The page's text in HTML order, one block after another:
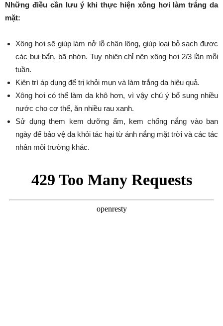
Những điều cần lưu ý khi thực hiện xông hơi làm trắng da
mặt:
Xông hơi sẽ giúp làm nở lỗ chân lông, giúp loại bỏ sạch được
các bụi bẩn, bã nhờn. Tuy nhiên chỉ nên xông hơi 2/3 lần mỗi
tuần.
Kiên trì áp dụng để trị khỏi mụn và làm trắng da hiệu quả.
Xông hơi có thể làm da khô hơn, vì vậy chú ý bổ sung nhiều
nước cho cơ thể, ăn nhiều rau xanh.
Sử dụng them kem dưỡng ẩm, kem chống nắng vào ban
ngày để bảo vệ da khỏi tác hại từ ánh nắng mặt trời và các tác
nhân môi trường khác.